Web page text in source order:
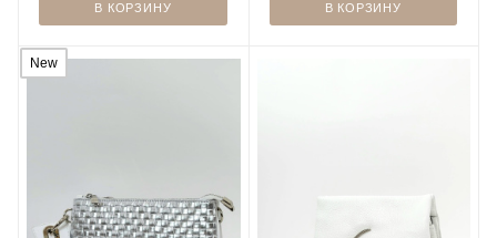
В КОРЗИНУ В КОРЗИНУ
New